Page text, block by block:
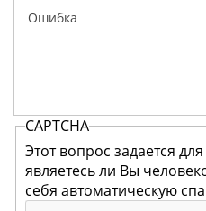
CAPTCHA
Этот вопрос задается
являетесь ли Вы
себя автоматическую